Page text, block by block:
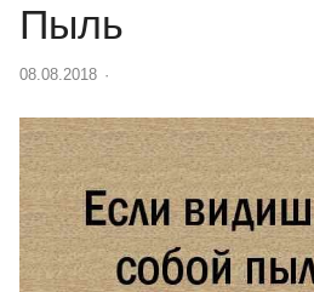
Пыль
08.08.2018